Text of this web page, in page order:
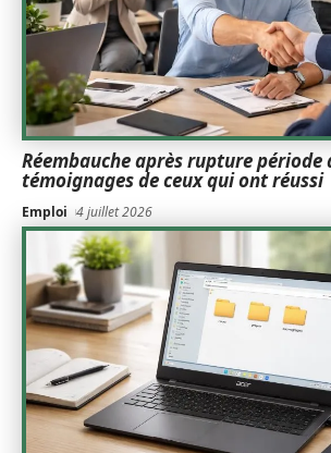
Réembauche après rupture période
témoignages de ceux qui ont réussi
Emploi 4 juillet 2026